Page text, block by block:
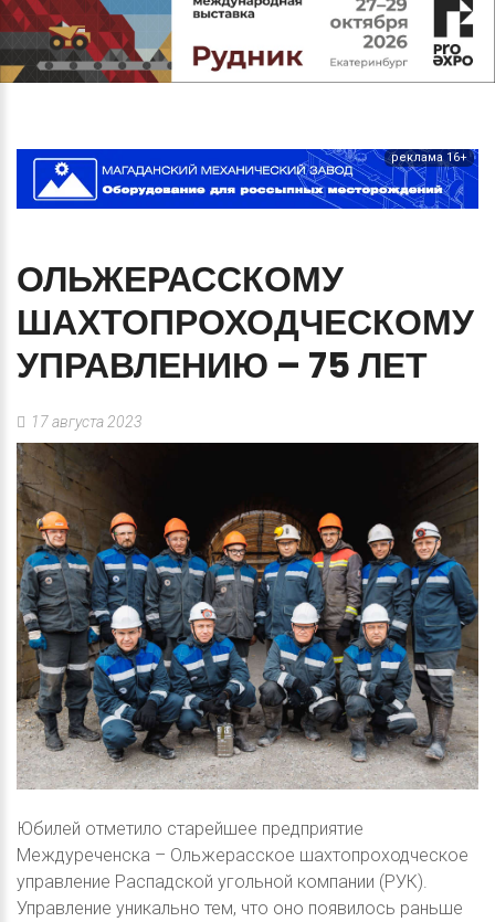
реклама 16+
ОЛЬЖЕРАССКОМУ
ШАХТОПРОХОДЧЕСКОМУ
УПРАВЛЕНИЮ – 75ЛЕТ
17 августа 2023
Юбилей отметило старейшее предприятие
Междуреченска – Ольжерасское шахтопроходческое
управление Распадской угольной компании (РУК).
Управление уникально тем, что оно появилось раньше